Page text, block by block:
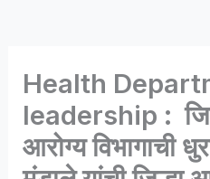
Health
leadership :
आरोग्य विभागाची